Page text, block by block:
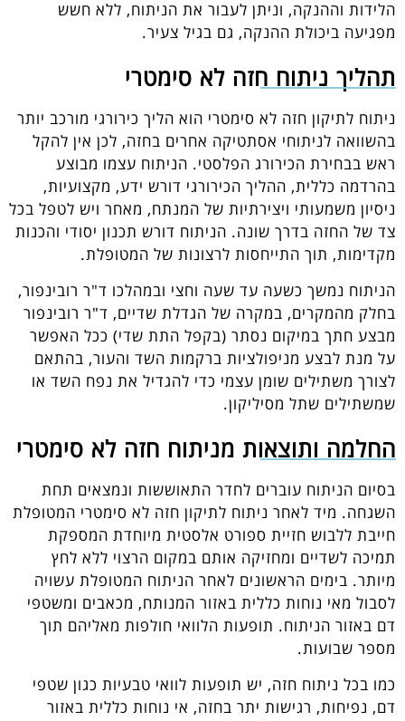
הלידות וההנקה, וניתן לעבור את הניתוח, ללא חשש
מפגיעה ביכולת ההנקה, גם בגיל צעיר.
תהליך ניתוח חזה לא סימטרי
ניתוח לתיקון חזה לא סימטרי הוא הליך כירורגי מורכב יותר
בהשוואה לניתוחי אסתטיקה אחרים בחזה, לכן אין להקל
ראש בבחירת הכירורג הפלסטי. הניתוח עצמו מבוצע
בהרדמה כללית, ההליך הכירורגי דורש ידע, מקצועיות,
ניסיון משמעותי ויצירתיות של המנתח, מאחר ויש לטפל בכל
צד של החזה בדרך שונה. הניתוח דורש תכנון יסודי והכנות
מקדימות, תוך התייחסות לרצונות של המטופלת.
הניתוח נמשך כשעה עד שעה וחצי ובמהלכו ד"ר רובינפור,
בחלק מהמקרים, במקרה של הגדלת שדיים, ד"ר רובינפור
מבצע חתך במיקום נסתר (בקפל התת שדי) ככל האפשר
על מנת לבצע מניפולציות ברקמות השד והעור, בהתאם
לצורך משתילים שומן עצמי כדי להגדיל את נפח השד או
שמשתילים שתל מסיליקון.
החלמה ותוצאות מניתוח חזה לא סימטרי
בסיום הניתוח עוברים לחדר התאוששות ונמצאים תחת
השגחה. מיד לאחר ניתוח לתיקון חזה לא סימטרי המטופלת
חייבת ללבוש חזיית ספורט אלסטית מיוחדת המספקת
תמיכה לשדיים ומחזיקה אותם במקום הרצוי ללא לחץ
מיותר. בימים הראשונים לאחר הניתוח המטופלת עשויה
לסבול מאי נוחות כללית באזור המנותח, מכאבים ומשטפי
דם באזור הניתוח. תופעות הלוואי חולפות מאליהם תוך
מספר שבועות.
כמו בכל ניתוח חזה, יש תופעות לוואי טבעיות כגון שטפי
דם, נפיחות, רגישות יתר בחזה, אי נוחות כללית באזור